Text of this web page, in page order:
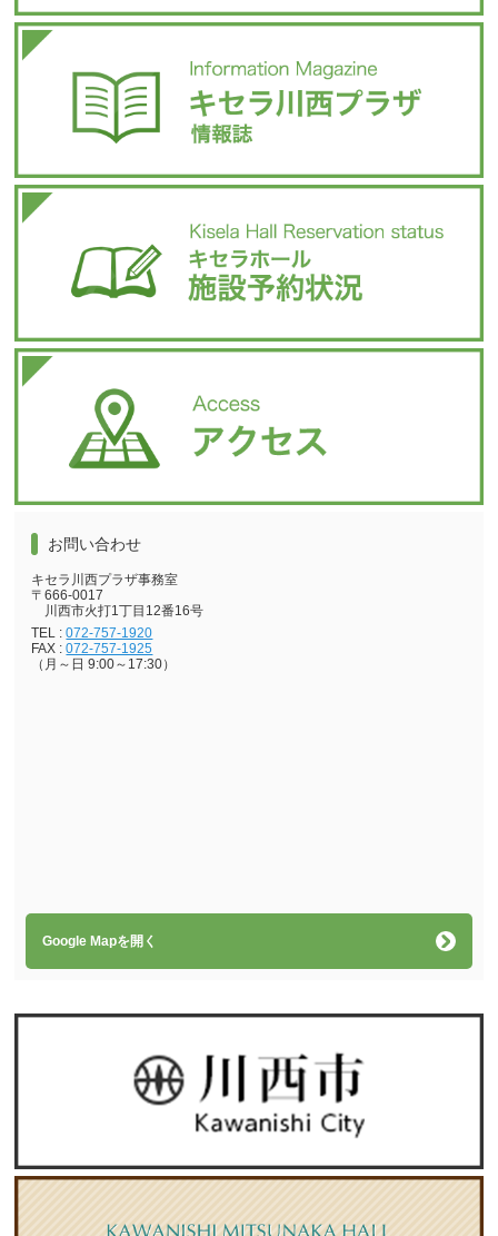
お問い合わせ
キセラ川西プラザ事務室
〒666-0017
川西市火打1丁目12番16号
TEL :072-757-1920
FAX :072-757-1925
（月～日 9:00～17:30）
Google Mapを開く